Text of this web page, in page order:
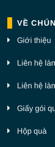
VỀ
Giới thiệu
Liên hệ
Liên hệ
Giấy gói
Hộp quà